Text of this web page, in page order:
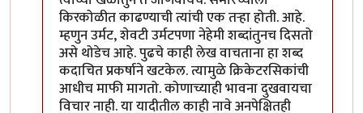
किरकोळीत काढण्याची त्यांची एक तर्‍हा होती. आहे.
म्हणुन उर्मट, शेवटी उर्मटपणा नेहेमी शब्दांतुनच दिसतो
असे थोडेच आहे. पुढचे काही लेख वाचताना हा शब्द
कदाचित प्रकर्षाने खटकेल. त्यामुळे क्रिकेटरसिकांची
आधीच माफी मागतो. कोणाच्याही भावना दुखवायचा
विचार नाही. या यादीतील काही नावे अनपेक्षितही